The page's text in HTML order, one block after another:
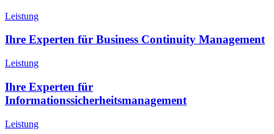
Leistung
Ihre Experten für Business Continuity Management
Leistung
Ihre Experten für
Informationssicherheitsmanagement
Leistung